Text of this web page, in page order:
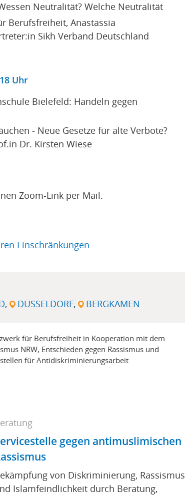
Neutralität? Welche Neutralität
Berufsfreiheit, Anastassia
Sikh Verband Deutschland
Uhr
Bielefeld: Handeln gegen
- Neue Gesetze für alte Verbote?
Dr. Kirsten Wiese
Zoom-Link per Mail.
Einschränkungen
DÜSSELDORF BERGKAMEN
für Berufsfreiheit in Kooperation mit dem
NRW, Entschieden gegen Rassismus und
für Antidiskriminierungsarbeit
gegen antimuslimischen
von Diskriminierung, Rassismus
Islamfeindlichkeit durch Beratung,